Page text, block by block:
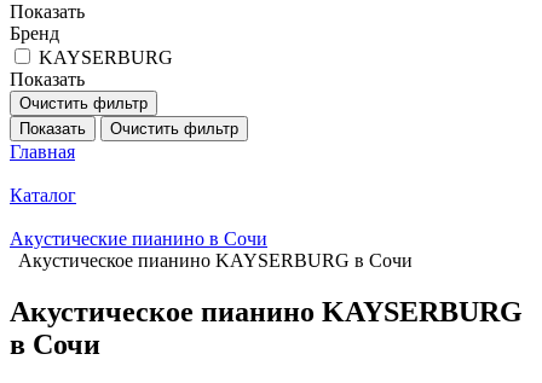
Показать
Бренд
KAYSERBURG
Показать
Очистить фильтр
Показать
Очистить фильтр
Главная
Каталог
Акустические пианино в Сочи
Акустическое пианино KAYSERBURG в Сочи
Акустическое пианино KAYSERBURG
в Сочи